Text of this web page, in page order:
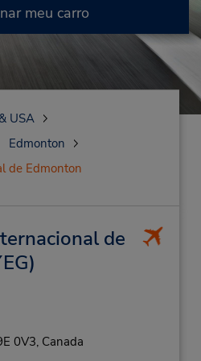
meu carro
USA
Edmonton
de Edmonton
de
0V3, Canada